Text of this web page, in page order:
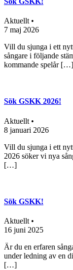
Aktuellt •
7 maj 2026
Vill du sjunga i ett
sångare i följande
kommande spelår […]
Sök GSKK 2026!
Aktuellt •
8 januari 2026
Vill du sjunga i ett
2026 söker vi nya
[…]
Sök GSKK!
Aktuellt •
16 juni 2025
Är du en erfaren
under ledning av en
[…]